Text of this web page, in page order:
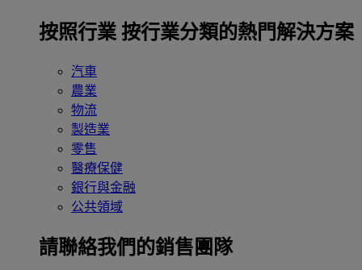
按照行業 按行業分類的熱門解決方案
汽車
農業
物流
製造業
零售
醫療保健
銀行與金融
公共領域
請聯絡我們的銷售團隊